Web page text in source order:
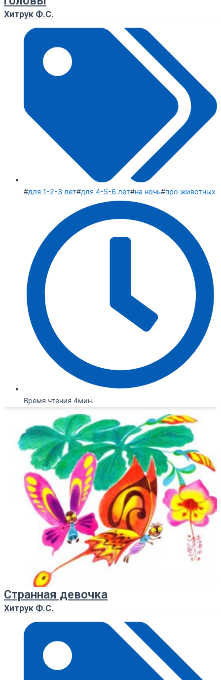
Хитрук Ф.С.
#для 1-2-3 лет#для 4-5-6 лет#на ночь#про животных
Время чтения 4мин.
Странная девочка
Хитрук Ф.С.